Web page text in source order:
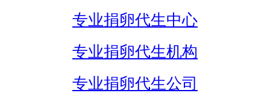
专业捐卵代生中心
专业捐卵代生机构
专业捐卵代生公司